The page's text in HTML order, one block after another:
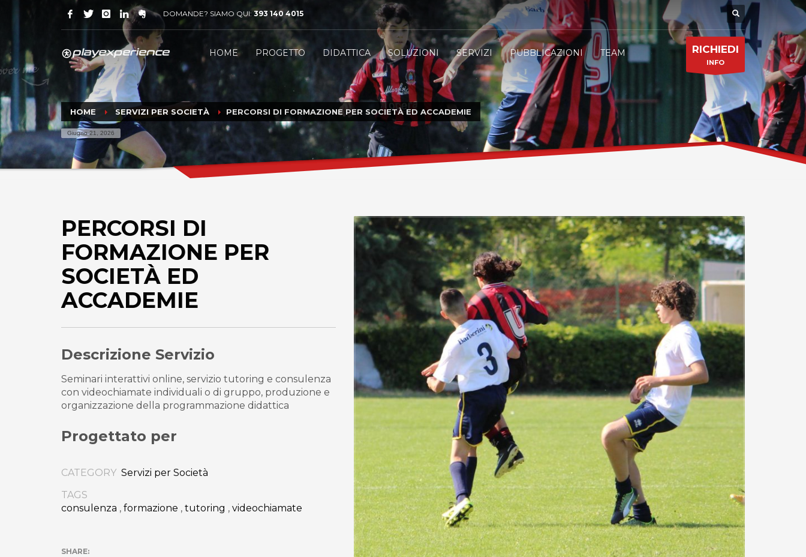
DOMANDE? SIAMO QUI:393 140 4015
HOME PROGETTO DIDATTICA SOLUZIONI SERVIZI PUBBLICAZIONI TEAM RICHIEDI
INFO
HOME SERVIZI PER SOCIETÀ PERCORSI DI FORMAZIONE PER SOCIETÀ ED ACCADEMIE
Giugno 21, 2026
PERCORSI DI
FORMAZIONE PER
SOCIETÀ ED
ACCADEMIE
Descrizione Servizio
Seminari interattivi online, servizio tutoring e consulenza
con videochiamate individuali o di gruppo, produzione e
organizzazione della programmazione didattica
Progettato per
CATEGORY Servizi per Società
TAGS
consulenza , formazione , tutoring , videochiamate